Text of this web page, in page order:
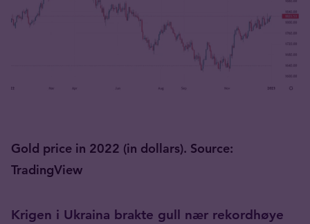
Gold price in 2022 (in dollars). Source:
TradingView
Krigen i Ukraina brakte gull nær rekordhøye